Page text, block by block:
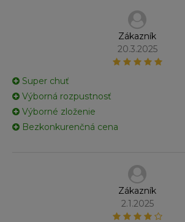
Zákazník
20.3.2025
Super chuť
Výborná rozpustnosť
Výborné zloženie
Bezkonkurenčná cena
Zákazník
2.1.2025